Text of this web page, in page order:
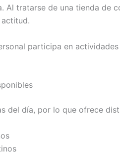
Al tratarse de una tienda de
participa en
del día, por lo que ofrece